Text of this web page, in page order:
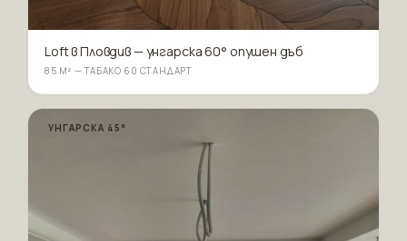
Loft в Пловдив — унгарска 60° опушен дъб
85 М² — ТАБАКО 60 СТАНДАРТ
УНГАРСКА 45°